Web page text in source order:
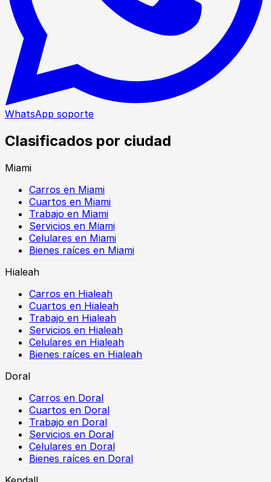
WhatsApp soporte
Clasificados por ciudad
Miami
Carros en Miami
Cuartos en Miami
Trabajo en Miami
Servicios en Miami
Celulares en Miami
Bienes raíces en Miami
Hialeah
Carros en Hialeah
Cuartos en Hialeah
Trabajo en Hialeah
Servicios en Hialeah
Celulares en Hialeah
Bienes raíces en Hialeah
Doral
Carros en Doral
Cuartos en Doral
Trabajo en Doral
Servicios en Doral
Celulares en Doral
Bienes raíces en Doral